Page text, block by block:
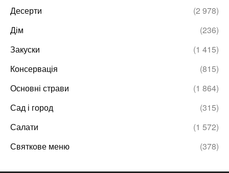
Десерти
(2 978)
Дім
(236)
Закуски
(1 415)
Консервація
(815)
Основні страви
(1 864)
Сад і город
(315)
Салати
(1 572)
Святкове меню
(378)